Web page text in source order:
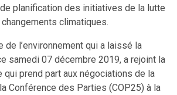
planification des initiatives de la lutte
climatiques.
de l’environnement qui a laissé la
samedi 07 décembre 2019, a rejoint la
qui prend part aux négociations de la
Conférence des Parties (COP25) à la